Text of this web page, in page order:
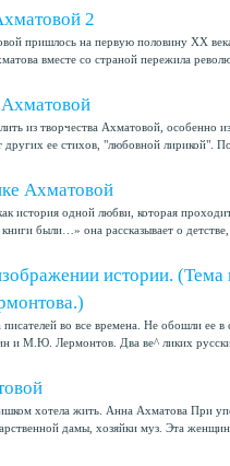
2
пришлось на первую половину XX
вместе со страной пережила
из творчества Ахматовой, особенно
ее стихов, "любовной лирикой".
Ахматовой
история одной любви, которая
были…» она рассказывает о детстве,
истории. (Тема
во все времена. Не обошли ее в
и М.Ю. Лермонтов. Два ве^ ликих
хотела жить. Анна Ахматова При
дамы, хозяйки муз. Эта